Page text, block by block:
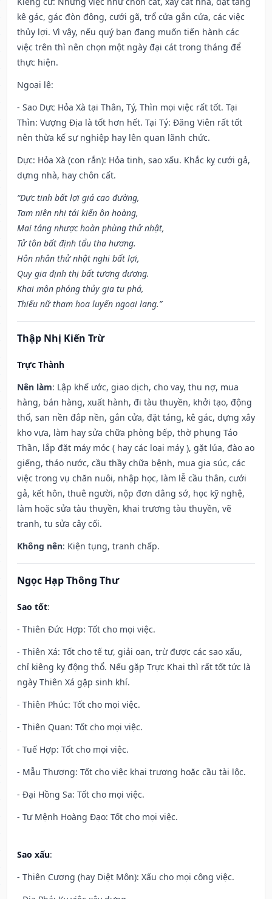
kê gác, gác đòn đông, cưới gã, trổ cửa gắn cửa, các việc
thủy lợi. Vì vậy, nếu quý bạn đang muốn tiến hành các
việc trên thì nên chọn một ngày đại cát trong tháng để
thực hiện.
Ngoại lệ:
- Sao Dực Hỏa Xà tại Thân, Tý, Thìn mọi việc rất tốt. Tại
Thìn: Vượng Địa là tốt hơn hết. Tại Tý: Đăng Viên rất tốt
nên thừa kế sự nghiệp hay lên quan lãnh chức.
Dực: Hỏa Xà (con rắn): Hỏa tinh, sao xấu. Khắc kỵ cưới gả,
dựng nhà, hay chôn cất.
“Dực tinh bất lợi giá cao đường,
Tam niên nhị tái kiến ôn hoàng,
Mai táng nhược hoàn phùng thử nhật,
Tử tôn bất định tẩu tha hương.
Hôn nhân thử nhật nghi bất lợi,
Quy gia định thị bất tương đương.
Khai môn phóng thủy gia tu phá,
Thiếu nữ tham hoa luyến ngoại lang.”
Thập Nhị Kiến Trừ
Trực Thành
Nên làm: Lập khế ước, giao dịch, cho vay, thu nợ, mua
hàng, bán hàng, xuất hành, đi tàu thuyền, khởi tạo, động
thổ, san nền đắp nền, gắn cửa, đặt táng, kê gác, dựng xây
kho vựa, làm hay sửa chữa phòng bếp, thờ phụng Táo
Thần, lắp đặt máy móc ( hay các loại máy ), gặt lúa, đào ao
giếng, tháo nước, cầu thầy chữa bệnh, mua gia súc, các
việc trong vụ chăn nuôi, nhập học, làm lễ cầu thân, cưới
gả, kết hôn, thuê người, nộp đơn dâng sớ, học kỹ nghệ,
làm hoặc sửa tàu thuyền, khai trương tàu thuyền, vẽ
tranh, tu sửa cây cối.
Không nên: Kiện tụng, tranh chấp.
Ngọc Hạp Thông Thư
Sao tốt:
- Thiên Đức Hợp: Tốt cho mọi việc.
- Thiên Xá: Tốt cho tế tự, giải oan, trừ được các sao xấu,
chỉ kiêng kỵ động thổ. Nếu gặp Trực Khai thì rất tốt tức là
ngày Thiên Xá gặp sinh khí.
- Thiên Phúc: Tốt cho mọi việc.
- Thiên Quan: Tốt cho mọi việc.
- Tuế Hợp: Tốt cho mọi việc.
- Mẫu Thương: Tốt cho việc khai trương hoặc cầu tài lộc.
- Đại Hồng Sa: Tốt cho mọi việc.
- Tư Mệnh Hoàng Đạo: Tốt cho mọi việc.
Sao xấu:
- Thiên Cương (hay Diệt Môn): Xấu cho mọi công việc.